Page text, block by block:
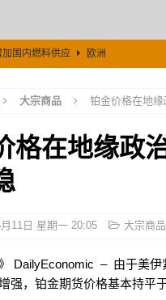
国内燃料供应 欧洲
大宗商品 铂金价格在地
格在地缘政
11日 星期一 20:05 大宗商品
DailyEconomic – 由于美
强，铂金期货价格基本持平